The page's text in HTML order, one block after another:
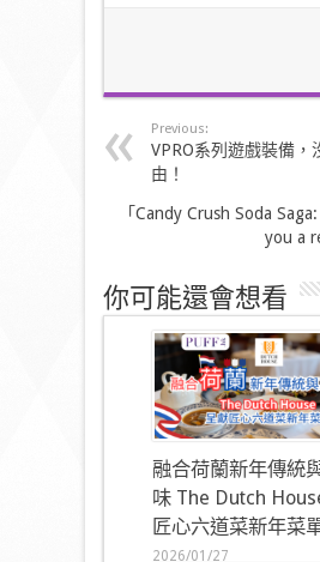
Previous:
VPRO系列遊戲裝備，
由！
「Candy Crush Soda
you a
你可能還會想看
融合荷蘭新年傳統
味 The Dutch
匠心六道菜新年菜
2026/01/27